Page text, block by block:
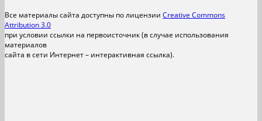
Все материалы сайта доступны по лицензии Creative Commons
Attribution 3.0
при условии ссылки на первоисточник (в случае использования
материалов
сайта в сети Интернет – интерактивная ссылка).